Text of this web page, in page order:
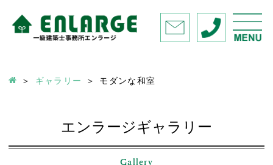
ギャラリー モダンな和室
エンラージギャラリー
Gallery